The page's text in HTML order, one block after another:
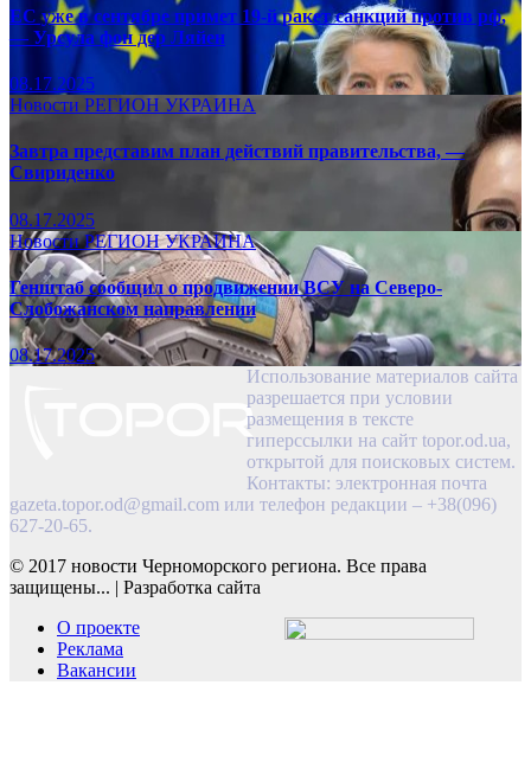
ЕС уже в сентябре примет 19-й ракет санкций против рф,
— Урсула фон дер Ляйен
08.17.2025
Новости РЕГИОН УКРАИНА
Завтра представим план действий правительства, —
Свириденко
08.17.2025
НовостиРЕГИОНУКРАИНА
Генштаб сообщил о продвижении ВСУ на Северо-
Слобожанском направлении
08.17.2025
Использование материалов сайта
разрешается при условии
размещения в тексте
гиперссылки на сайт topor.od.ua,
открытой для поисковых систем.
Контакты: электронная почта
gazeta.topor.od@gmail.com или телефон редакции – +38(096)
627-20-65.
© 2017 новости Черноморского региона. Все права
защищены... | Разработка сайта
О проекте
Реклама
Вакансии